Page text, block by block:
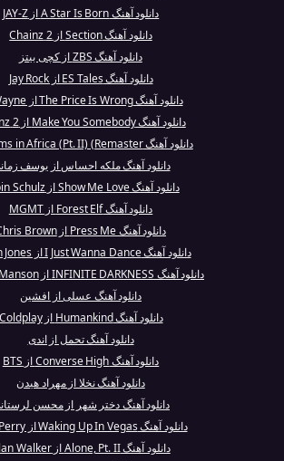
دانلود آهنگ A Star Is Born از JAY-Z
دانلود آهنگ Section از 2 Chainz
دانلود آهنگ ZBS از کچی بیتز
دانلود آهنگ ES Tales از Jay Rock
دانلود آهنگ The Price Is Wrong از Lil Wayne
دانلود آهنگ Make You Somebody از 2 Chainz
دانلود آهنگ Storms in Africa (Pt. II) (Remaster...
دانلود آهنگ ملکه احساس از یوسف
دانلود آهنگ Show Me Love از Robin Schulz
دانلود آهنگ Forest Elf از MGMT
دانلود آهنگ Press Me از Chris Brown
دانلود آهنگ I Just Wanna Dance از Norah Jones
دانلود آهنگ INFINITE DARKNESS از Marilyn Manson
دانلود آهنگ عسلی از افشین
دانلود آهنگ Humankind از Coldplay
دانلود آهنگ تحمل از اندی
دانلود آهنگ Converse High از BTS
دانلود آهنگ نخلا از مهراد هیدن
دانلود آهنگ دختر شهر از محسن
دانلود آهنگ Waking Up In Vegas از Katy Perry
دانلود آهنگ Alone, Pt. II از Alan Walker